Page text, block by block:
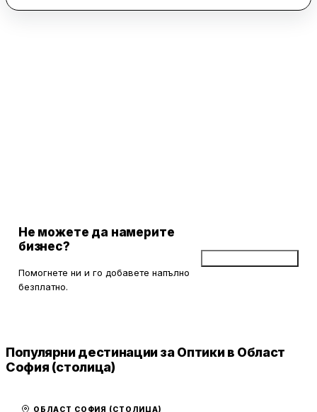
Не можете да намерите
бизнес?
Помогнете ни и го добавете напълно
безплатно.
Популярни дестинации за Оптики в Област
София (столица)
ОБЛАСТ СОФИЯ (СТОЛИЦА)